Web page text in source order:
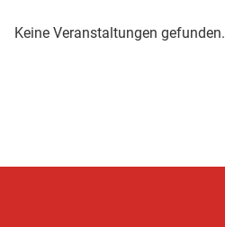
Keine Veranstaltungen gefunden.